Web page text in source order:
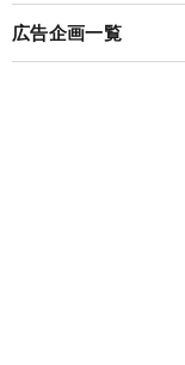
広告企画一覧